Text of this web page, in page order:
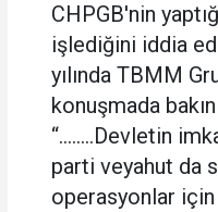
CHPGB'nin
işlediğini iddia
yılında TBMM
konuşmada
“........Devletin
parti veyahut da
operasyonlar için